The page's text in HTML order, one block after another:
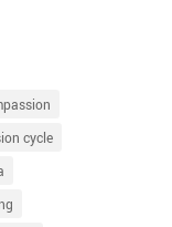
cycle